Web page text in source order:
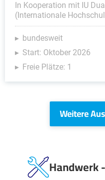
In Kooperation mit IU
(Internationale
bundesweit
Start: Oktober 2026
Freie Plätze: 1
Weitere
Handwerk